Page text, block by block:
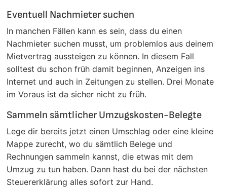
Eventuell Nachmieter suchen
In manchen Fällen kann es sein, dass du einen
Nachmieter suchen musst, um problemlos aus deinem
Mietvertrag aussteigen zu können. In diesem Fall
solltest du schon früh damit beginnen, Anzeigen ins
Internet und auch in Zeitungen zu stellen. Drei Monate
im Voraus ist da sicher nicht zu früh.
Sammeln sämtlicher Umzugskosten-Belegte
Lege dir bereits jetzt einen Umschlag oder eine kleine
Mappe zurecht, wo du sämtlich Belege und
Rechnungen sammeln kannst, die etwas mit dem
Umzug zu tun haben. Dann hast du bei der nächsten
Steuererklärung alles sofort zur Hand.